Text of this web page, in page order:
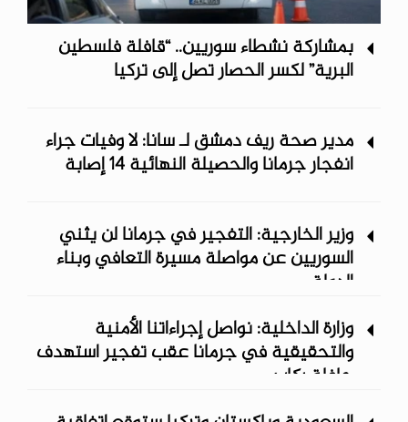
بمشاركة نشطاء سوريين.. “قافلة فلسطين
البرية” لكسر الحصار تصل إلى تركيا
مدير صحة ريف دمشق لـ سانا: لا وفيات جراء
انفجار جرمانا والحصيلة النهائية 14 إصابة
وزير الخارجية: التفجير في جرمانا لن يثني
السوريين عن مواصلة مسيرة التعافي وبناء
الدولة
وزارة الداخلية: نواصل إجراءاتنا الأمنية
والتحقيقية في جرمانا عقب تفجير استهدف
حافلة ركاب